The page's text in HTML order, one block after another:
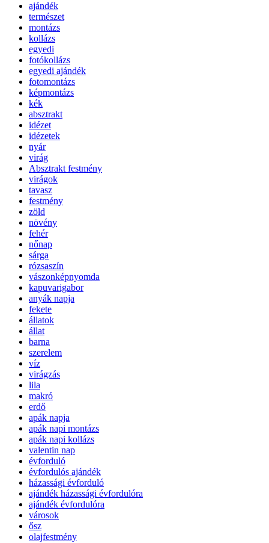
ajándék
természet
montázs
kollázs
egyedi
fotókollázs
egyedi ajándék
fotomontázs
képmontázs
kék
absztrakt
idézet
idézetek
nyár
virág
Absztrakt festmény
virágok
tavasz
festmény
zöld
növény
fehér
nőnap
sárga
rózsaszín
vászonképnyomda
kapuvarigabor
anyák napja
fekete
állatok
állat
barna
szerelem
víz
virágzás
lila
makró
erdő
apák napja
apák napi montázs
apák napi kollázs
valentin nap
évforduló
évfordulós ajándék
házassági évforduló
ajándék házassági évfordulóra
ajándék évfordulóra
városok
ősz
olajfestmény